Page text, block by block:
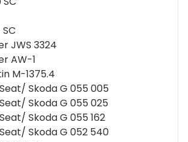
JWS 3324
AW-1
M-1375.4
Skoda G 055 005
Skoda G 055 025
Skoda G 055 162
Skoda G 052 540